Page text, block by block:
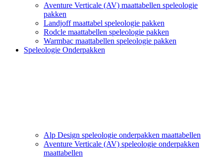
Aventure Verticale (AV) maattabellen speleologie
pakken
Landjoff maattabel speleologie pakken
Rodcle maattabellen speleologie pakken
Warmbac maattabellen speleologie pakken
Speleologie Onderpakken
Alp Design speleologie onderpakken maattabellen
Aventure Verticale (AV) speleologie onderpakken
maattabellen